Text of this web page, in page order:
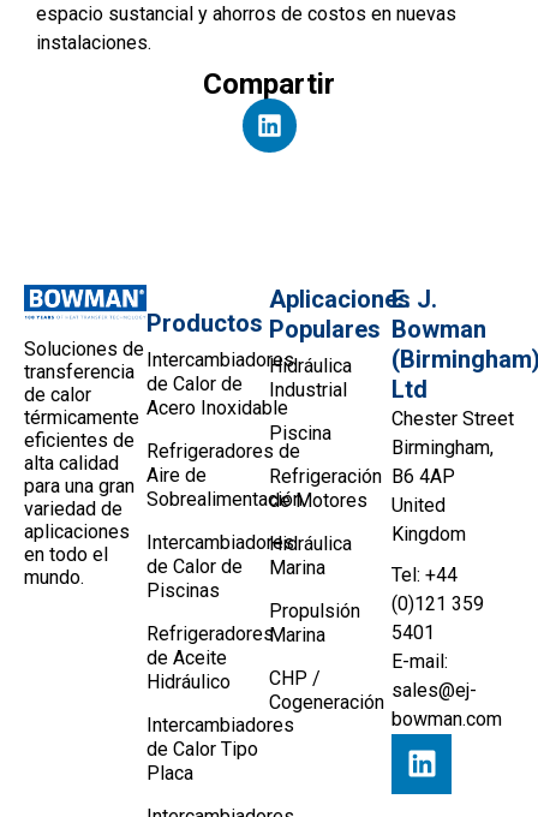
espacio sustancial y ahorros de costos en nuevas
instalaciones.
Compartir
Soluciones de
transferencia
de calor
térmicamente
eficientes de
alta calidad
para una gran
variedad de
aplicaciones
en todo el
mundo.
Productos
Intercambiadores
de Calor de
Acero Inoxidable
Refrigeradores de
Aire de
Sobrealimentación
Intercambiadores
de Calor de
Piscinas
Refrigeradores
de Aceite
Hidráulico
Intercambiadores
de Calor Tipo
Placa
Aplicaciones
Populares
Hidráulica
Industrial
Piscina
Refrigeración
de Motores
Hidráulica
Marina
Propulsión
Marina
CHP /
Cogeneración
E. J.
Bowman
Ltd
Chester Street
Birmingham,
B6 4AP
United
Kingdom
Tel: +44
(0)121 359
5401
E-mail:
sales@ej-
bowman.com